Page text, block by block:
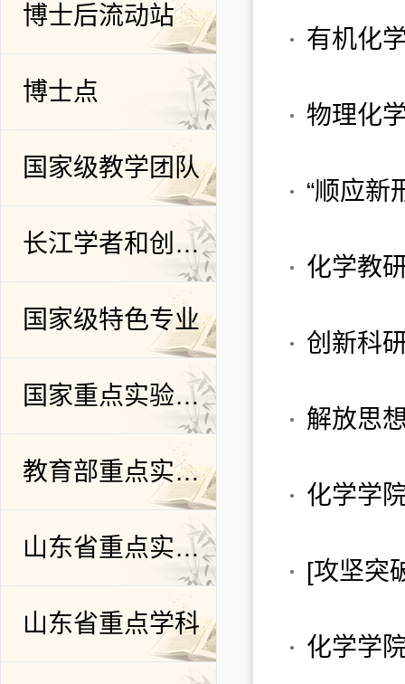
博士后流动站
博士点
国家级教学团队
长江学者和创新团队发展计划
国家级特色专业
国家重点实验室培育基地
教育部重点实验室
山东省重点实验室
山东省重点学科
有机化
物理化
化学教
解放思
化学学
共154条 首页 ... 4 5